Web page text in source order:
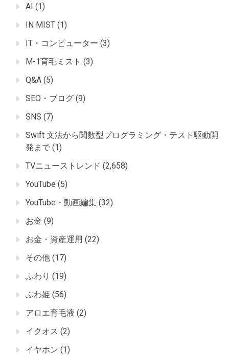
AI (1)
IN MIST (1)
IT・コンピューター (3)
M-1育毛ミスト (3)
Q&A (5)
SEO・ブログ (9)
SNS (7)
Swift 文法から関数型プログラミング・テスト駆動開
発まで (1)
TVニューストレンド (2,658)
YouTube (5)
YouTube・動画編集 (32)
お金 (9)
お金・資産運用 (22)
その他 (17)
ふわり (19)
ふわ姫 (56)
アロエ育毛液 (2)
イクオス (2)
イヤホン (1)